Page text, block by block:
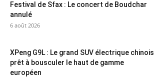
Festival de Sfax : Le concert de Boudchar
annulé
6 août 2026
XPeng G9L : Le grand SUV électrique chinois
prêt à bousculer le haut de gamme
européen